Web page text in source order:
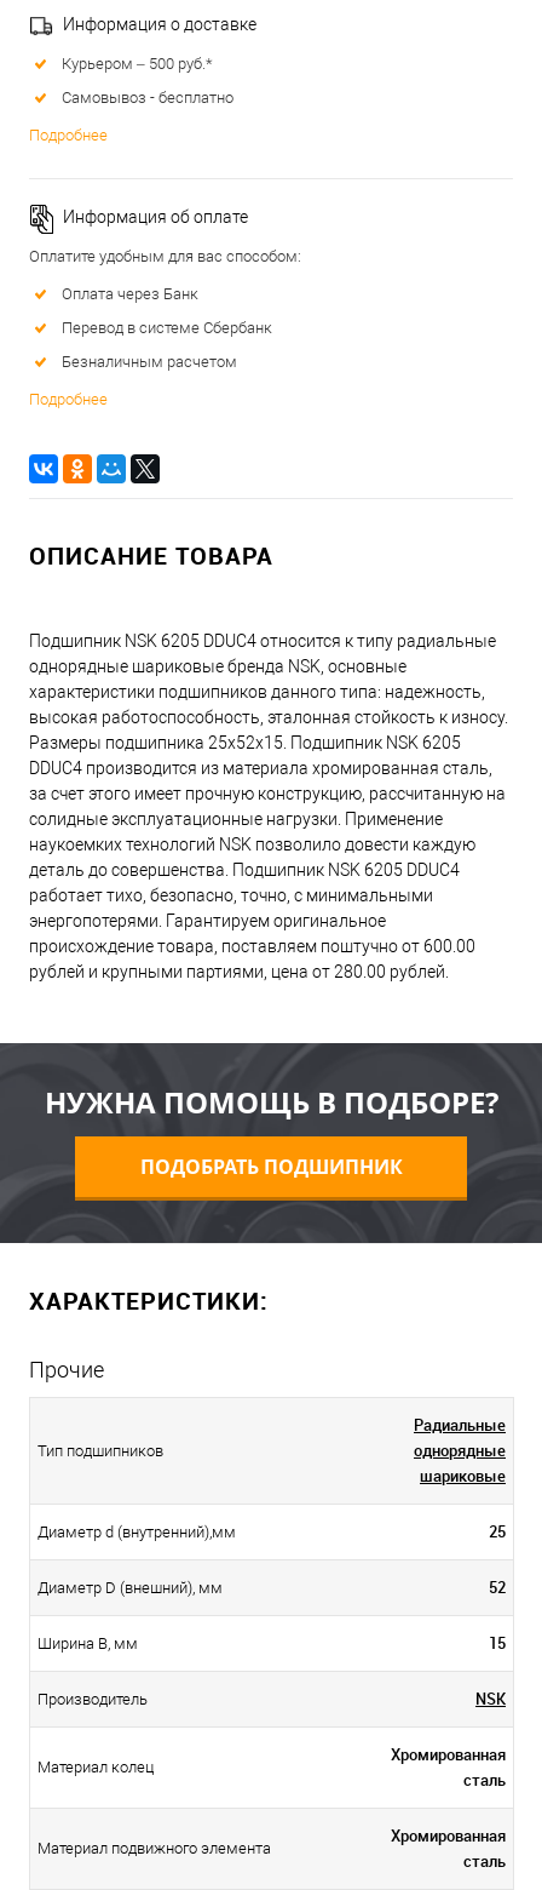
Информация о доставке
Курьером – 500 руб.*
Самовывоз - бесплатно
Подробнее
Информация об оплате
Оплатите удобным для вас способом:
Оплата через Банк
Перевод в системе Сбербанк
Безналичным расчетом
Подробнее
ОПИСАНИЕ ТОВАРА
Подшипник NSK 6205 DDUC4 относится к типу радиальные
однорядные шариковые бренда NSK, основные
характеристики подшипников данного типа: надежность,
высокая работоспособность, эталонная стойкость к износу.
Размеры подшипника 25x52x15. Подшипник NSK 6205
DDUC4 производится из материала хромированная сталь,
за счет этого имеет прочную конструкцию, рассчитанную на
солидные эксплуатационные нагрузки. Применение
наукоемких технологий NSK позволило довести каждую
деталь до совершенства. Подшипник NSK 6205 DDUC4
работает тихо, безопасно, точно, с минимальными
энергопотерями. Гарантируем оригинальное
происхождение товара, поставляем поштучно от 600.00
рублей и крупными партиями, цена от 280.00 рублей.
НУЖНА ПОМОЩЬ В ПОДБОРЕ?
ПОДОБРАТЬ ПОДШИПНИК
ХАРАКТЕРИСТИКИ:
Прочие
Тип подшипников
Радиальные
однорядные
шариковые
Диаметр d (внутренний),мм 25
Диаметр D (внешний), мм 52
Ширина B, мм 15
Производитель NSK
Материал колец
Хромированная
сталь
Материал подвижного элемента
Хромированная
сталь